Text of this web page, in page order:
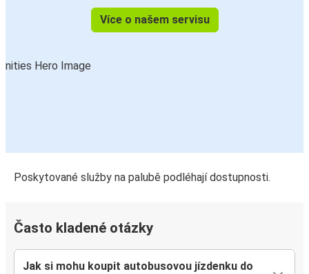
Více o našem servisu
Poskytované služby na palubě podléhají dostupnosti.
Často kladené otázky
Jak si mohu koupit autobusovou jízdenku do